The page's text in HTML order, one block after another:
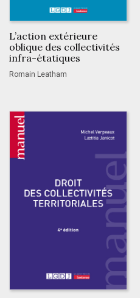
L’action extérieure
oblique des collectivités
infra-étatiques
Romain Leatham